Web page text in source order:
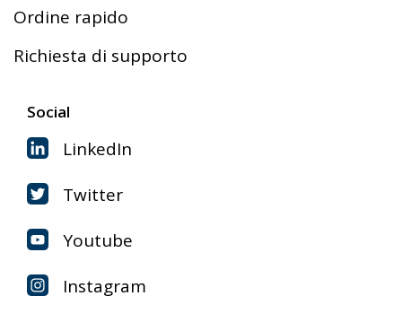
Ordine rapido
Richiesta di supporto
Social
LinkedIn
Twitter
Youtube
Instagram